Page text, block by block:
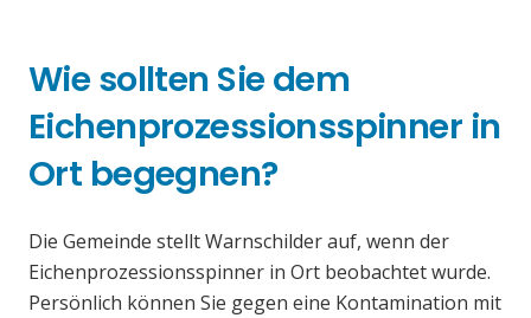
Wie sollten Sie dem
Eichenprozessionsspinner in
Ort begegnen?
Die Gemeinde stellt Warnschilder auf, wenn der
Eichenprozessionsspinner in Ort beobachtet wurde.
Persönlich können Sie gegen eine Kontamination mit